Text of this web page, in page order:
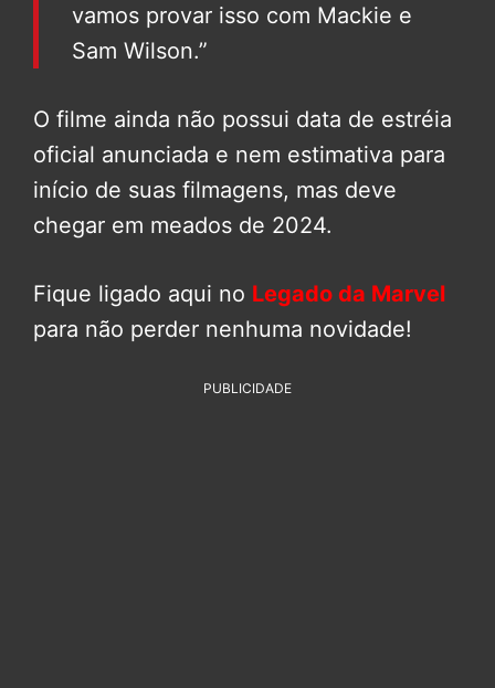
vamos provar isso com Mackie e
Sam Wilson.”
O filme ainda não possui data de estréia
oficial anunciada e nem estimativa para
início de suas filmagens, mas deve
chegar em meados de 2024.
Fique ligado aqui no Legado da Marvel
para não perder nenhuma novidade!
PUBLICIDADE